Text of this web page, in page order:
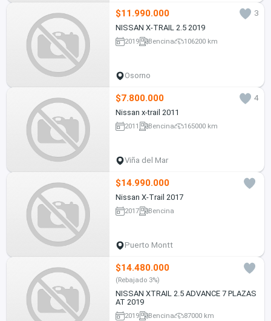
$11.990.000
3
NISSAN X-TRAIL 2.5 2019
2019 Bencina 106200 km
Osorno
$7.800.000
4
Nissan x-trail 2011
2011 Bencina 165000 km
Viña del Mar
$14.990.000
Nissan X-Trail 2017
2017 Bencina
Puerto Montt
$14.480.000
(Rebajado 3%)
NISSAN XTRAIL 2.5 ADVANCE 7 PLAZAS
AT 2019
2019 Bencina 87000 km